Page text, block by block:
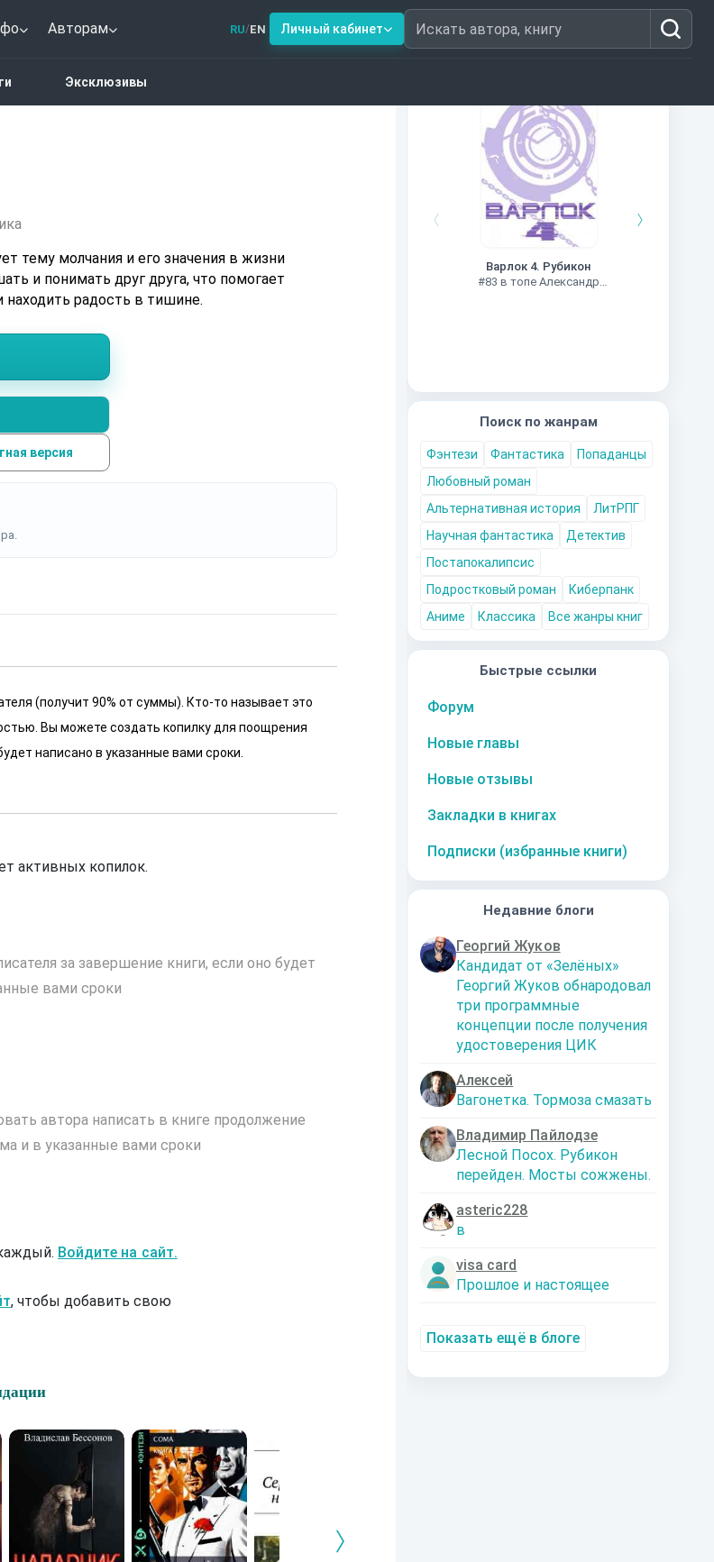
Авторам RU/EN Личный кабинет Искать автора, книгу
Эксклюзивы
Книги из топ-100
Варлок 4. Рубикон
#83 в топе Александр
Поиск по жанрам
Фэнтези Фантастика
Попаданцы
Любовный роман
Альтернативная история
ЛитРПГ
Научная фантастика
Детектив
Постапокалипсис
Подростковый роман
Киберпанк
Аниме
Классика Все жанры книг
Быстрые ссылки
Форум
Новые главы
Новые отзывы
Закладки в книгах
Подписки (избранные книги)
Недавние блоги
Георгий Жуков
Кандидат от «Зелёных»
Георгий Жуков обнародовал
три программные
концепции после получения
удостоверения ЦИК
Алексей
Вагонетка. Тормоза смазать
Владимир Пайлодзе
Лесной Посох. Рубикон
перейден. Мосты сожжены.
asteric228
в
visa card
Прошлое и настоящее
Показать ещё в блоге
тему молчания и его значения в жизни
и понимать друг друга, что помогает
радость в тишине.
версия
(получит 90% от суммы). Кто-то называет это
Вы можете создать копилку для поощрения
написано в указанные вами сроки.
активных копилок.
за завершение книги, если оно будет
вами сроки
автора написать в книге продолжение
и в указанные вами сроки
Войдите на сайт.
, чтобы добавить свою